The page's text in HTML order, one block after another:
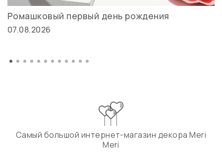
Ромашковый первый день рождения
07.08.2026
Самый большой интернет-магазин декора Meri
Meri